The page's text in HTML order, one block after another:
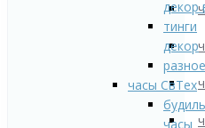
декор
тинги
декор
разное
часы СвТех
часы